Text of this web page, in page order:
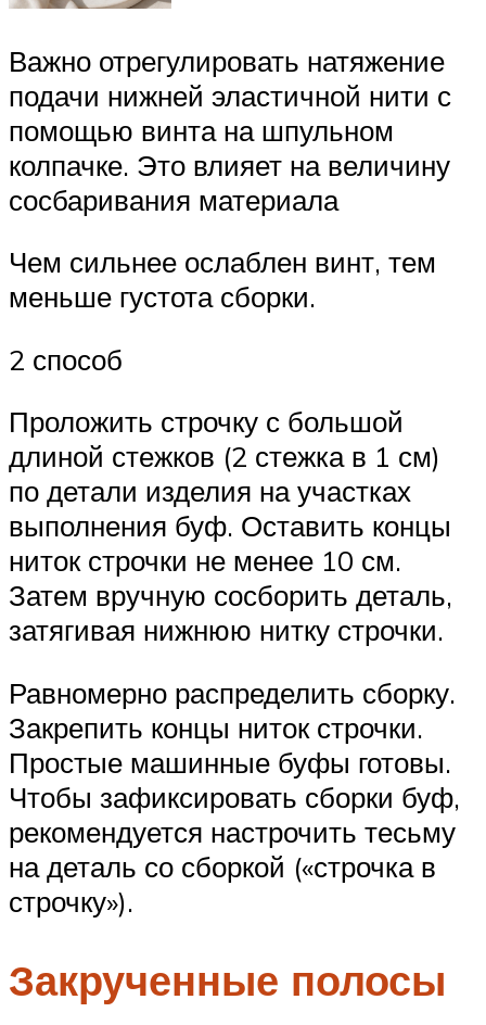
Важно отрегулировать натяжение
подачи нижней эластичной нити с
помощью винта на шпульном
колпачке. Это влияет на величину
сосбаривания материала
Чем сильнее ослаблен винт, тем
меньше густота сборки.
2 способ
Проложить строчку с большой
длиной стежков (2 стежка в 1 см)
по детали изделия на участках
выполнения буф. Оставить концы
ниток строчки не менее 10 см.
Затем вручную сосборить деталь,
затягивая нижнюю нитку строчки.
Равномерно распределить сборку.
Закрепить концы ниток строчки.
Простые машинные буфы готовы.
Чтобы зафиксировать сборки буф,
рекомендуется настрочить тесьму
на деталь со сборкой («строчка в
строчку»).
Закрученные полосы